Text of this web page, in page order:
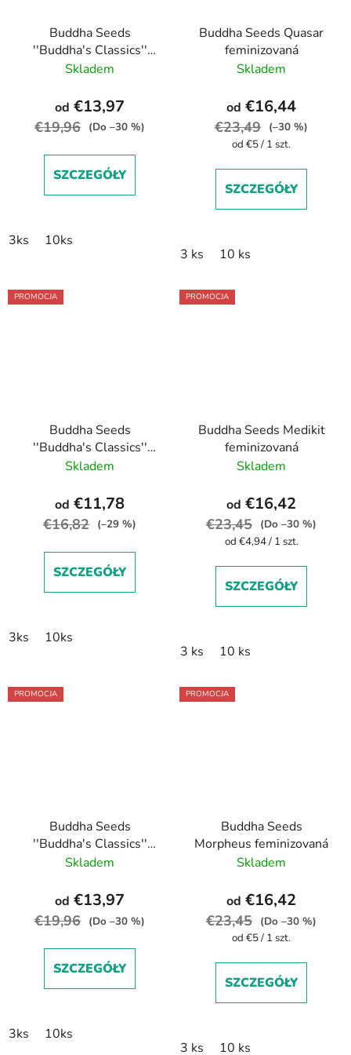
Buddha Seeds
''Buddha's Classics''
Auto Amnesia
Skladem
od €13,97
€19,96 (Do –30 %)
SZCZEGÓŁY
3ks 10ks
Buddha Seeds Quasar
feminizovaná
Skladem
od €16,44
€23,49
(–30 %)
Cena
od €5 / 1 szt.
SZCZEGÓŁY
3 ks 10 ks
PROMOCJA
Buddha Seeds
''Buddha's Classics''
Skunk feminized
Skladem
od €11,78
€16,82 (–29 %)
SZCZEGÓŁY
3ks 10ks
PROMOCJA
Buddha Seeds Medikit
feminizovaná
Skladem
od €16,42
€23,45
(Do –30 %)
Cena
od €4,94 / 1 szt.
SZCZEGÓŁY
3 ks 10 ks
PROMOCJA
Buddha Seeds
''Buddha's Classics''
Amnesia feminized
Skladem
od €13,97
€19,96 (Do –30 %)
SZCZEGÓŁY
3ks 10ks
PROMOCJA
Buddha Seeds
Morpheus feminizovaná
Skladem
od €16,42
€23,45
(Do –30 %)
Cena
od €5 / 1 szt.
SZCZEGÓŁY
3 ks 10 ks